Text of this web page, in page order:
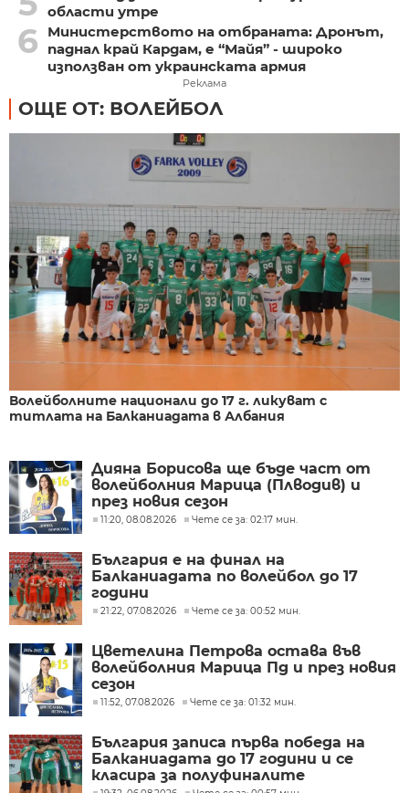
области утре
6
Министерството на отбраната: Дронът,
паднал край Кардам, е “Майя” - широко
използван от украинската армия
Реклама
ОЩЕ ОТ: ВОЛЕЙБОЛ
Волейболните национали до 17 г. ликуват с
титлата на Балканиадата в Албания
Дияна Борисова ще бъде част от
волейболния Марица (Плводив) и
през новия сезон
11:20, 08.08.2026 Чете се за: 02:17 мин.
България е на финал на
Балканиадата по волейбол до 17
години
21:22, 07.08.2026 Чете се за: 00:52 мин.
Цветелина Петрова остава във
волейболния Марица Пд и през новия
сезон
11:52, 07.08.2026 Чете се за: 01:32 мин.
България записа първа победа на
Балканиадата до 17 години и се
класира за полуфиналите